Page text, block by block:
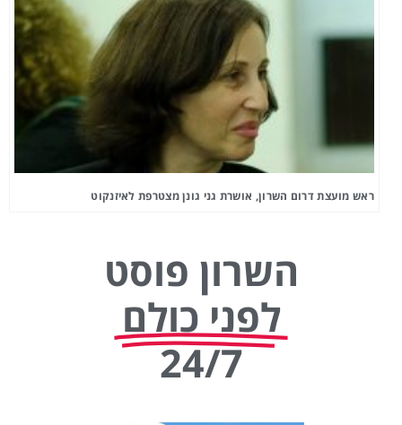
ראש מועצת דרום השרון, אושרת גני גונן מצטרפת לאיזנקוט
השרון פוסט
לפני כולם
24/7